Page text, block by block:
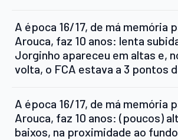
A época 16/17, de má memória
Arouca, faz 10 anos: lenta
Jorginho apareceu em altas e,
volta, o FCA estava a 3 pontos
A época 16/17, de má memória
Arouca, faz 10 anos: (poucos)
baixos, na proximidade ao